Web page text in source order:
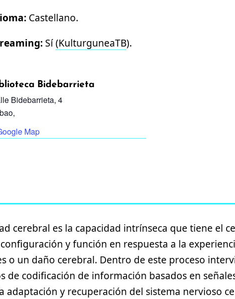
Castellano.
Sí(KulturguneaTB).
Bidebarrieta
Bidebarrieta, 4
,
Map
cerebral es la capacidad intrínseca que tiene el
y función en respuesta a la
o un daño cerebral. Dentro de este proceso
de codificación de información basados en
adaptación y recuperación del sistema nervioso